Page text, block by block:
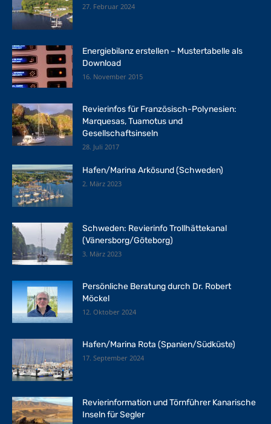
27. Februar 2024
Energiebilanz erstellen – Mustertabelle als
Download
16. November 2015
Revierinfos für Französisch-Polynesien:
Marquesas, Tuamotus und
Gesellschaftsinseln
28. Juli 2017
Hafen/Marina Arkösund (Schweden)
2. März 2023
Schweden: Revierinfo Trollhättekanal
(Vänersborg/Göteborg)
3. März 2023
Persönliche Beratung durch Dr. Robert
Möckel
12. Oktober 2024
Hafen/Marina Rota (Spanien/Südküste)
17. September 2024
Revierinformation und Törnführer Kanarische
Inseln für Segler